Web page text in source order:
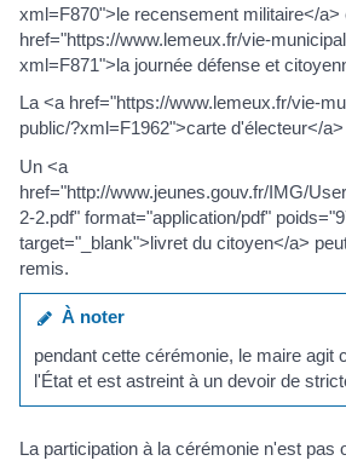
xml=F870">le recensement militaire</a>
href="https://www.lemeux.fr/vie-
xml=F871">la journée défense et
La <a href="https://www.lemeux.fr/vie-
public/?xml=F1962">carte d'électeur</
Un <a
href="http://www.jeunes.gouv.fr/IMG/
2-2.pdf" format="application/pdf"
target="_blank">livret du citoyen</a>
remis.
À noter
pendant cette cérémonie, le maire agit
l'État et est astreint à un devoir de
La participation à la cérémonie n'est pas